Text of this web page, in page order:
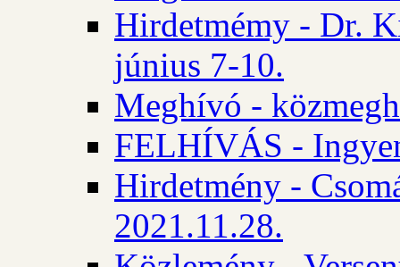
Hirdetmémy - Dr.
június 7-10.
Meghívó -
FELHÍVÁS -
Hirdetmény -
2021.11.28.